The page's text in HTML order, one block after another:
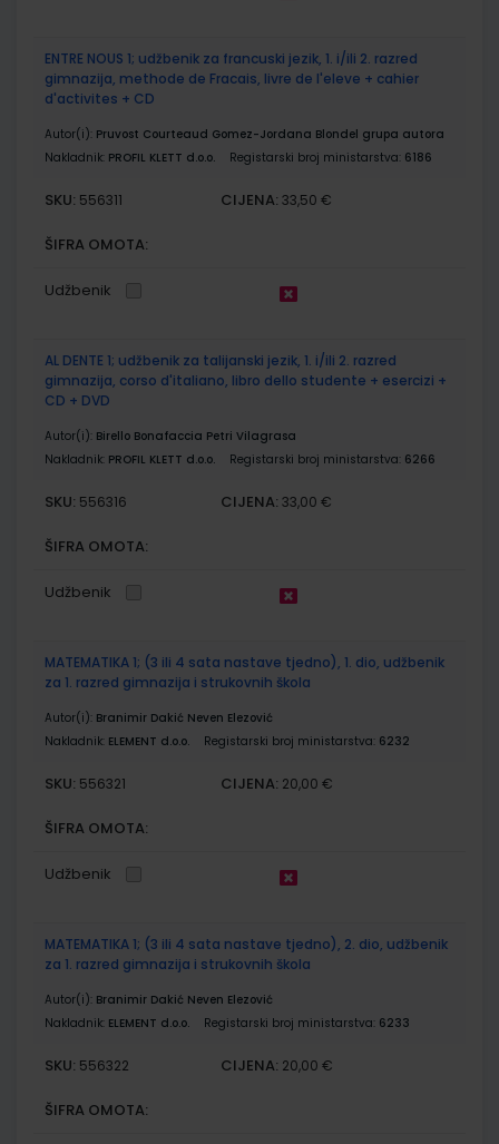
ENTRE NOUS 1; udžbenik za francuski jezik, 1. i/ili 2. razred
gimnazija, methode de Fracais, livre de l'eleve + cahier
d'activites + CD
Autor(i): Pruvost Courteaud Gomez-Jordana Blondel grupa autora
Nakladnik: PROFIL KLETT d.o.o. Registarski broj ministarstva: 6186
SKU: 556311 CIJENA: 33,50 €
ŠIFRA OMOTA:
Udžbenik
AL DENTE 1; udžbenik za talijanski jezik, 1. i/ili 2. razred
gimnazija, corso d'italiano, libro dello studente + esercizi +
CD + DVD
Autor(i): Birello Bonafaccia Petri Vilagrasa
Nakladnik: PROFIL KLETT d.o.o. Registarski broj ministarstva: 6266
SKU: 556316 CIJENA: 33,00 €
ŠIFRA OMOTA:
Udžbenik
MATEMATIKA 1; (3 ili 4 sata nastave tjedno), 1. dio, udžbenik
za 1. razred gimnazija i strukovnih škola
Autor(i): Branimir Dakić Neven Elezović
Nakladnik: ELEMENT d.o.o. Registarski broj ministarstva: 6232
SKU: 556321 CIJENA: 20,00 €
ŠIFRA OMOTA:
Udžbenik
MATEMATIKA 1; (3 ili 4 sata nastave tjedno), 2. dio, udžbenik
za 1. razred gimnazija i strukovnih škola
Autor(i): Branimir Dakić Neven Elezović
Nakladnik: ELEMENT d.o.o. Registarski broj ministarstva: 6233
SKU: 556322 CIJENA: 20,00 €
ŠIFRA OMOTA: